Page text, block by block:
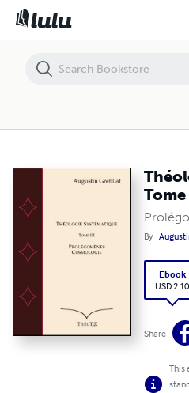
By
Ebook
USD 2.10
Share
This
Théologie systématique, Tome III